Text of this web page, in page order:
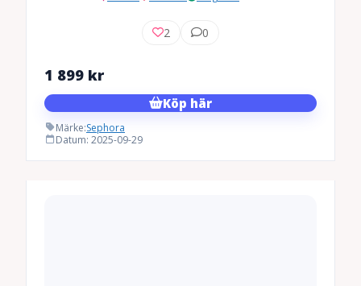
2 0
1 899 kr
Köp här
Märke:Sephora
Datum: 2025-09-29